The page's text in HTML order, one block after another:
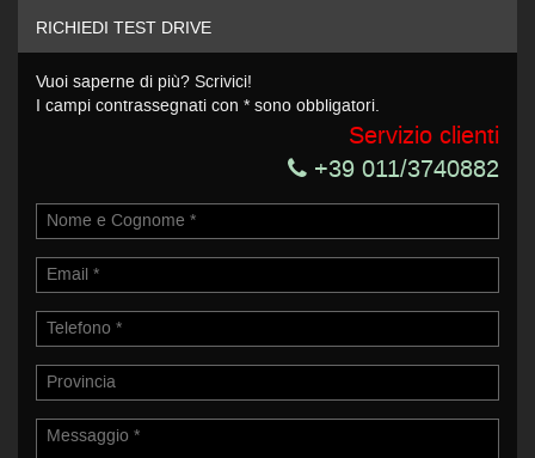
Invia la tua richiesta
RICHIEDI TEST DRIVE
Vuoi saperne di più? Scrivici!
I campi contrassegnati con * sono obbligatori.
Servizio clienti
+39 011/3740882